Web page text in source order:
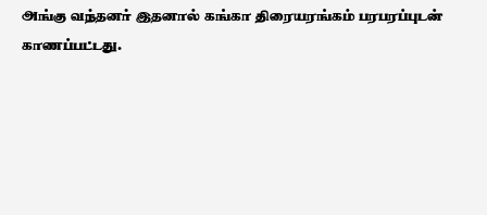
அங்கு வந்தனர் இதனால் கங்கா திரையரங்கம் பரபரப்புடன்
காணப்பட்டது.